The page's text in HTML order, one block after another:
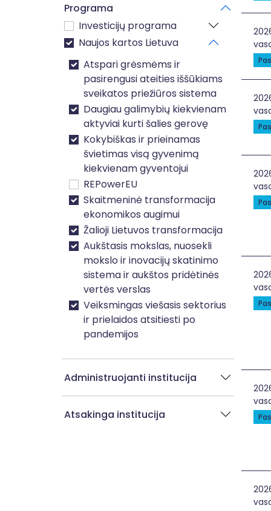
Programa
Investicijų programa
Naujos kartos Lietuva
Atspari grėsmėms ir
pasirengusi ateities iššūkiams
sveikatos priežiūros sistema
Daugiau galimybių kiekvienam
aktyviai kurti šalies gerovę
Kokybiškas ir prieinamas
švietimas visą gyvenimą
kiekvienam gyventojui
REPowerEU
Skaitmeninė transformacija
ekonomikos augimui
Žalioji Lietuvos transformacija
Aukštasis mokslas, nuosekli
mokslo ir inovacijų skatinimo
sistema ir aukštos pridėtinės
vertės verslas
Veiksmingas viešasis sektorius
ir prielaidos atsitiesti po
pandemijos
Administruojanti institucija
Atsakinga institucija